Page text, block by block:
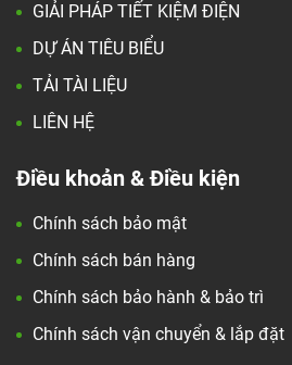
GIẢI PHÁP TIẾT KIỆM ĐIỆN
DỰ ÁN TIÊU BIỂU
TẢI TÀI LIỆU
LIÊN HỆ
Điều khoản & Điều kiện
Chính sách bảo mật
Chính sách bán hàng
Chính sách bảo hành & bảo trì
Chính sách vận chuyển & lắp đặt